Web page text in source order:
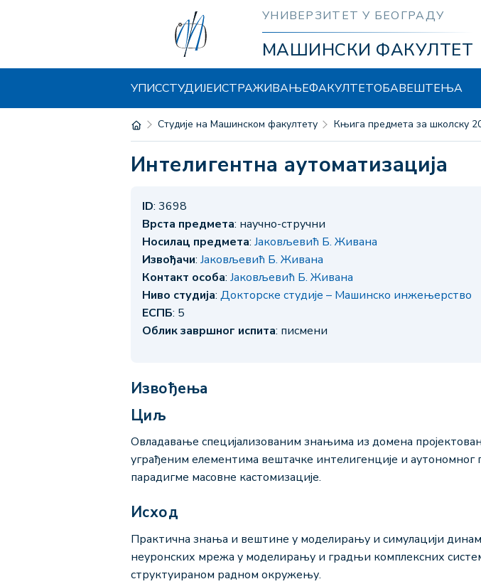
УНИВЕРЗИТЕТ У БЕОГРАДУ
МАШИНСКИ ФАКУЛТЕТ
УПИССТУДИЈЕИСТРАЖИВАЊЕФАКУЛТЕТОБАВЕШТЕЊА
Студије на Машинском факултету Књига предмета за школску
Интелигентна аутоматизација
ID: 3698
Врста предмета: научно-стручни
Носилац предмета: Јаковљевић Б. Живана
Извођачи: Јаковљевић Б. Живана
Контакт особа: Јаковљевић Б. Живана
Ниво студија: Докторске студије – Машинско инжењерство
ЕСПБ: 5
Облик завршног испита: писмени
Извођења
Циљ
Овладавање специјализованим знањима из домена
уграђеним елементима вештачке интелигенције и
парадигме масовне кастомизације.
Исход
Практична знања и вештине у моделирању и симулацији
неуронских мрежа у моделирању и градњи комплексних
структуираном радном окружењу.